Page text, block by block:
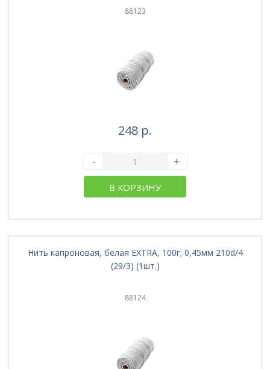
88123
248 р.
- +
В КОРЗИНУ
Нить капроновая, белая EXTRA, 100г; 0,45мм 210d/4
(29/3) (1шт.)
88124